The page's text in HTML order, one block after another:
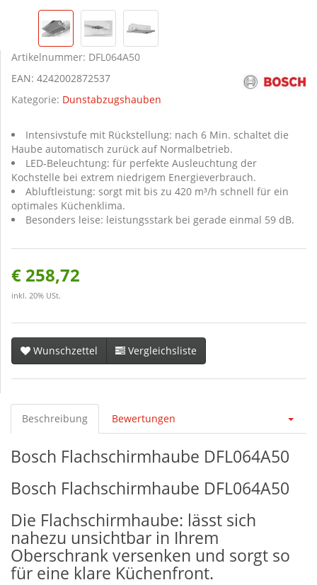
Artikelnummer: DFL064A50
EAN: 4242002872537
Kategorie: Dunstabzugshauben
Intensivstufe mit Rückstellung: nach 6 Min. schaltet die
Haube automatisch zurück auf Normalbetrieb.
LED-Beleuchtung: für perfekte Ausleuchtung der
Kochstelle bei extrem niedrigem Energieverbrauch.
Abluftleistung: sorgt mit bis zu 420 m³/h schnell für ein
optimales Küchenklima.
Besonders leise: leistungsstark bei gerade einmal 59 dB.
€ 258,72
inkl. 20% USt.
Wunschzettel Vergleichsliste
Beschreibung Bewertungen
Bosch Flachschirmhaube DFL064A50
Bosch Flachschirmhaube DFL064A50
Die Flachschirmhaube: lässt sich
nahezu unsichtbar in Ihrem
Oberschrank versenken und sorgt so
für eine klare Küchenfront.